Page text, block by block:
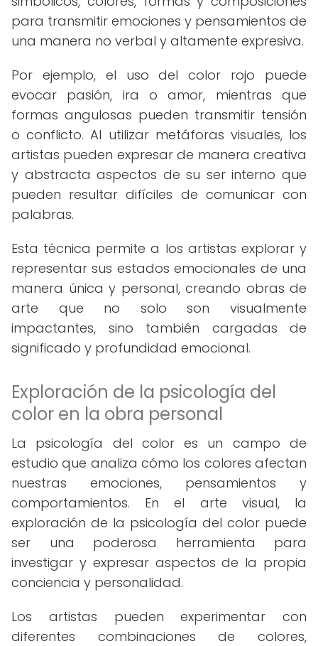
para transmitir emociones y pensamientos de
una manera no verbal y altamente expresiva.
Por ejemplo, el uso del color rojo puede
evocar pasión, ira o amor, mientras que
formas angulosas pueden transmitir tensión
o conflicto. Al utilizar metáforas visuales, los
artistas pueden expresar de manera creativa
y abstracta aspectos de su ser interno que
pueden resultar difíciles de comunicar con
palabras.
Esta técnica permite a los artistas explorar y
representar sus estados emocionales de una
manera única y personal, creando obras de
arte que no solo son visualmente
impactantes, sino también cargadas de
significado y profundidad emocional.
Exploración de la psicología del
color en la obra personal
La psicología del color es un campo de
estudio que analiza cómo los colores afectan
nuestras emociones, pensamientos y
comportamientos. En el arte visual, la
exploración de la psicología del color puede
ser una poderosa herramienta para
investigar y expresar aspectos de la propia
conciencia y personalidad.
Los artistas pueden experimentar con
diferentes combinaciones de colores,